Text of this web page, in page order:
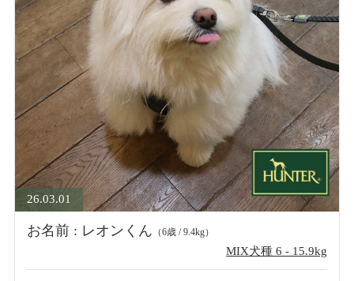
26.03.01
お名前 : レオンくん （6歳 / 9.4kg）
MIX犬種 6 - 15.9kg